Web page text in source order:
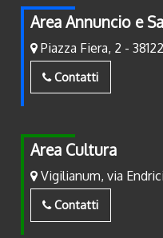
Area Annuncio e
Piazza Fiera, 2 -
Contatti
Area Cultura
Vigilianum, via
Contatti